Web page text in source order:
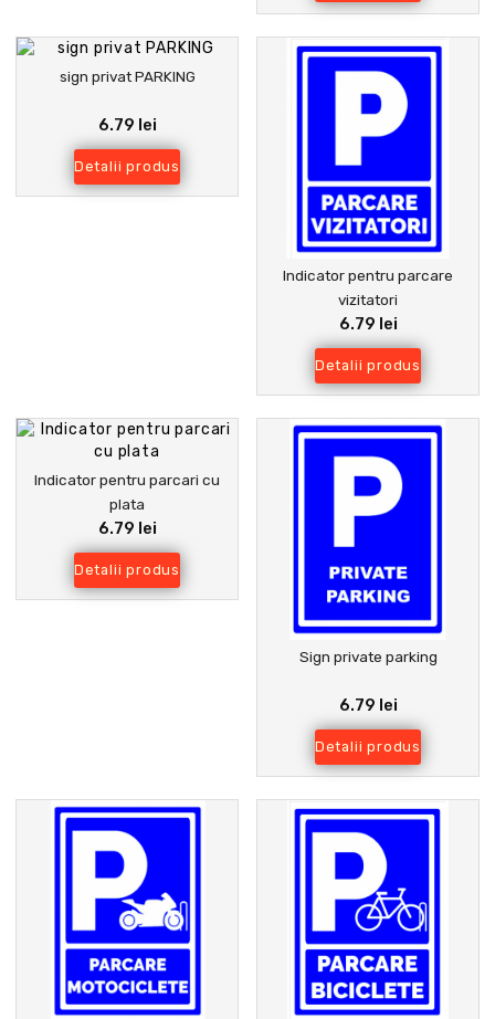
sign privat PARKING
6.79 lei
Detalii produs
Indicator pentru parcare
vizitatori
6.79 lei
Detalii produs
Indicator pentru parcari cu
plata
6.79 lei
Detalii produs
Sign private parking
6.79 lei
Detalii produs